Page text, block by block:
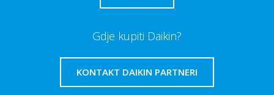
Gdje kupiti Daikin?
KONTAKT DAIKIN PARTNERI